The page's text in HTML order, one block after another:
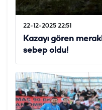
22-12-2025 22:51
Kazayı gören
sebep oldu!